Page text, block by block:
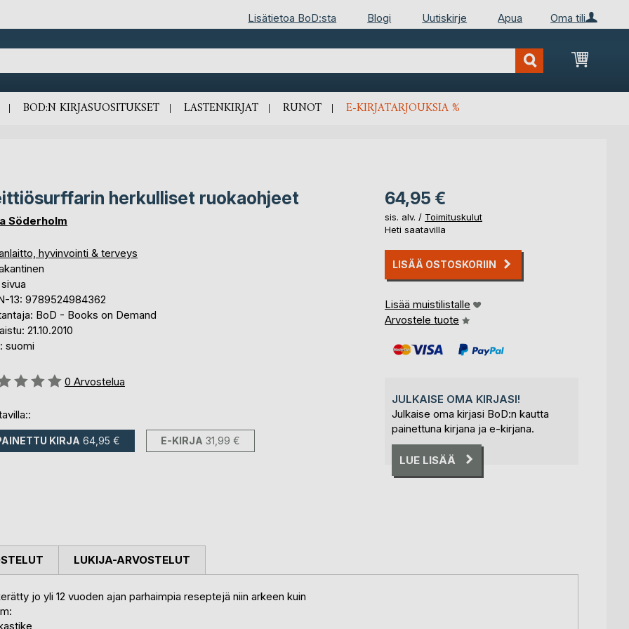
Oma tili
Lisätietoa BoD:sta Blogi Uutiskirje Apua
BOD:N KIRJASUOSITUKSET LASTENKIRJAT RUNOT E-KIRJATARJOUKSIA %
herkulliset ruokaohjeet
Söderholm
hyvinvointi & terveys
13: 9789524984362
BoD - Books on Demand
21.10.2010
suomi
0 Arvostelua
KIRJA 64,95 € E-KIRJA 31,99 €
64,95 €
sis. alv. / Toimituskulut
Heti saatavilla
LISÄÄ OSTOSKORIIN
Lisää muistilistalle
Arvostele tuote
JULKAISE OMA KIRJASI!
Julkaise oma kirjasi BoD:n kautta
painettuna kirjana ja e-kirjana.
LUE LISÄÄ
jo yli 12 vuoden ajan parhaimpia reseptejä niin arkeen kuin
LUKIJA-ARVOSTELUT